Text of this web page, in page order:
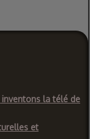
inventons la télé de
et